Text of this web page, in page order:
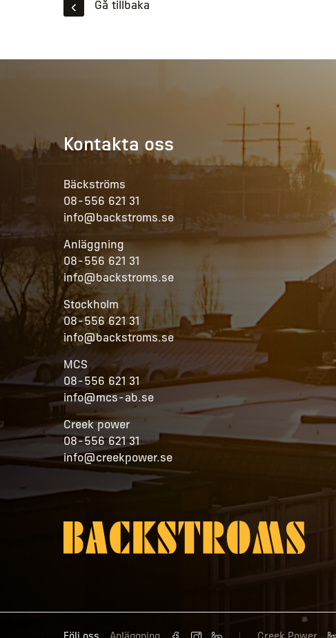
Gå tillbaka
Kontakta oss
Bäckströms
08-556 621 31
info@backstroms.se
Anläggning
08-556 621 31
info@backstroms.se
Stockholm
08-556 621 31
info@backstroms.se
MCS
08-556 621 31
info@mcs-ab.se
Creek power
08-556 621 31
info@creekpower.se